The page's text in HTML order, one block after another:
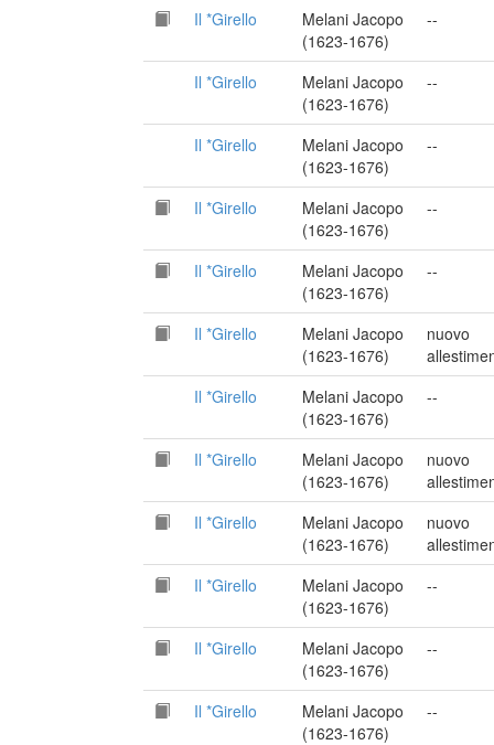
Il *Girello
Melani Jacopo
(1623-1676)
--
Il *Girello
Melani Jacopo
(1623-1676)
--
Il *Girello
Melani Jacopo
(1623-1676)
--
Il *Girello
Melani Jacopo
(1623-1676)
--
Il *Girello
Melani Jacopo
(1623-1676)
--
Il *Girello
Melani Jacopo
(1623-1676)
nuovo
Il *Girello
Melani Jacopo
(1623-1676)
--
Il *Girello
Melani Jacopo
(1623-1676)
nuovo
Il *Girello
Melani Jacopo
(1623-1676)
nuovo
Il *Girello
Melani Jacopo
(1623-1676)
--
Il *Girello
Melani Jacopo
(1623-1676)
--
Il *Girello
Melani Jacopo
(1623-1676)
--